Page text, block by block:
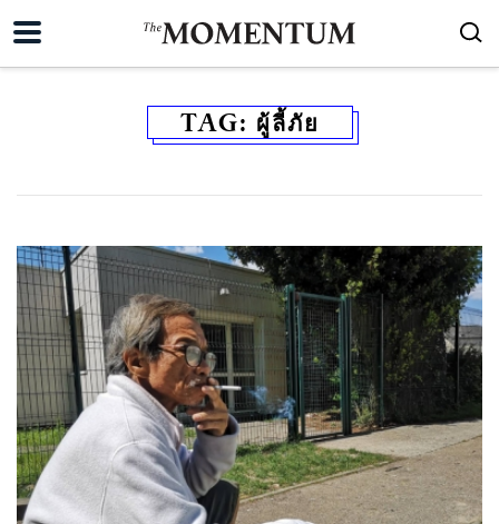
TAG: ผู้ลี้ภัย